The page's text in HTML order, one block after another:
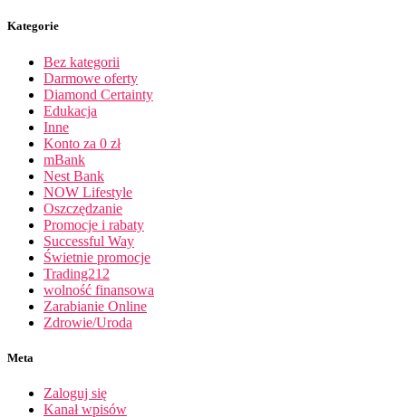
Kategorie
Bez kategorii
Darmowe oferty
Diamond Certainty
Edukacja
Inne
Konto za 0 zł
mBank
Nest Bank
NOW Lifestyle
Oszczędzanie
Promocje i rabaty
Successful Way
Świetnie promocje
Trading212
wolność finansowa
Zarabianie Online
Zdrowie/Uroda
Meta
Zaloguj się
Kanał wpisów